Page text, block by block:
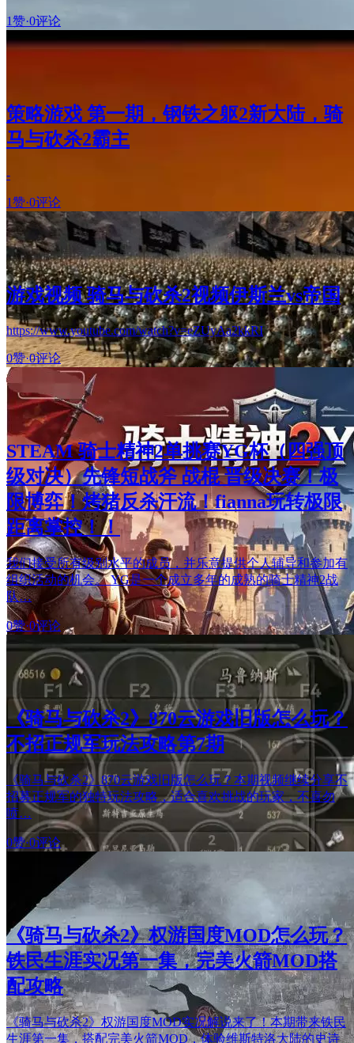
1赞·0评论
策略游戏 第一期，钢铁之躯2新大陆，骑
马与砍杀2霸主
-
1赞·0评论
游戏视频 骑马与砍杀2视频伊斯兰vs帝国
https://www.youtube.com/watch?v=eZUyAa2kkRI
0赞·0评论
STEAM 骑士精神2单挑赛YG杯（四强顶
级对决）先锋短战斧 战棍 晋级决赛！极
限博弈！烤猪反杀汗流！fianna玩转极限
距离掌控！！
我们接受所有级别水平的成员，并乐意提供个人辅导和参加有
组织活动的机会。 YG是一个成立多年的成熟的骑士精神2战
队…
0赞·0评论
《骑马与砍杀2》870云游戏旧版怎么玩？
不招正规军玩法攻略第7期
《骑马与砍杀2》870云游戏旧版怎么玩？本期视频继续分享不
招募正规军的独特玩法攻略，适合喜欢挑战的玩家，不喜勿
喷…
0赞·0评论
《骑马与砍杀2》权游国度MOD怎么玩？
铁民生涯实况第一集，完美火箭MOD搭
配攻略
《骑马与砍杀2》权游国度MOD实况解说来了！本期带来铁民
生涯第一集，搭配完美火箭MOD，体验维斯特洛大陆的史诗